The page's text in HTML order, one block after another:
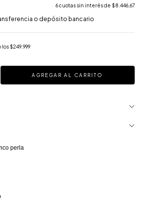
6cuotas sin interés de $8.446,67
o depósito bancario
los $249.999
perla